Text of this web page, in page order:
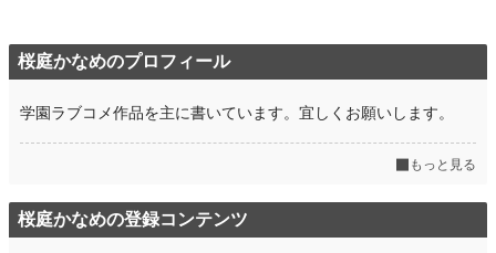
桜庭かなめのプロフィール
学園ラブコメ作品を主に書いています。宜しくお願いします。
もっと見る
桜庭かなめの登録コンテンツ